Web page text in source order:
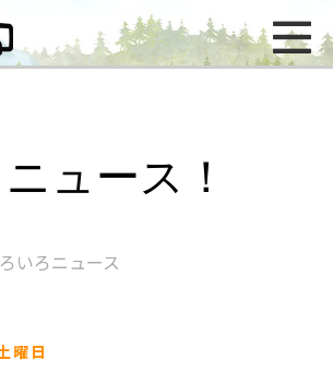
ュース！
いろニュース
曜日